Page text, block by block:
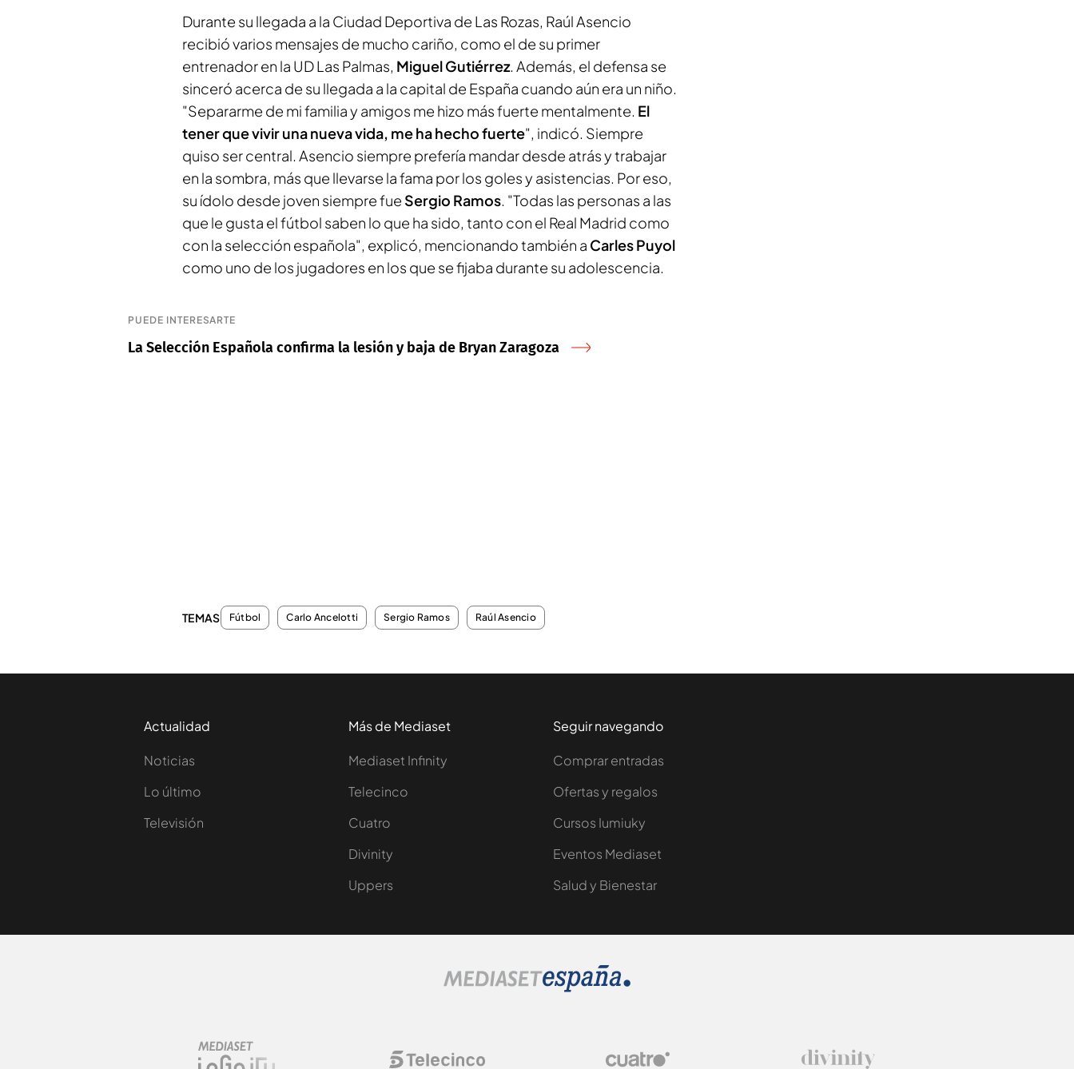
Durante su llegada a la Ciudad Deportiva de Las Rozas, Raúl Asencio
recibió varios mensajes de mucho cariño, como el de su primer
entrenador en la UD Las Palmas, Miguel Gutiérrez. Además, el defensa se
sinceró acerca de su llegada a la capital de España cuando aún era un niño.
"Separarme de mi familia y amigos me hizo más fuerte mentalmente. El
tener que vivir una nueva vida, me ha hecho fuerte", indicó. Siempre
quiso ser central. Asencio siempre prefería mandar desde atrás y trabajar
en la sombra, más que llevarse la fama por los goles y asistencias. Por eso,
su ídolo desde joven siempre fue Sergio Ramos. "Todas las personas a las
que le gusta el fútbol saben lo que ha sido, tanto con el Real Madrid como
con la selección española", explicó, mencionando también a CarlesPuyol
como uno de los jugadores en los que se fijaba durante su adolescencia.
PUEDE INTERESARTE
La Selección Española confirma la lesión y baja de Bryan Zaragoza
TEMAS Fútbol Carlo Ancelotti Sergio Ramos Raúl Asencio
Actualidad
Noticias
Lo último
Televisión
Más de Mediaset
Mediaset Infinity
Telecinco
Cuatro
Divinity
Uppers
Seguir navegando
Comprar entradas
Ofertas y regalos
Cursos Iumiuky
Eventos Mediaset
Salud y Bienestar